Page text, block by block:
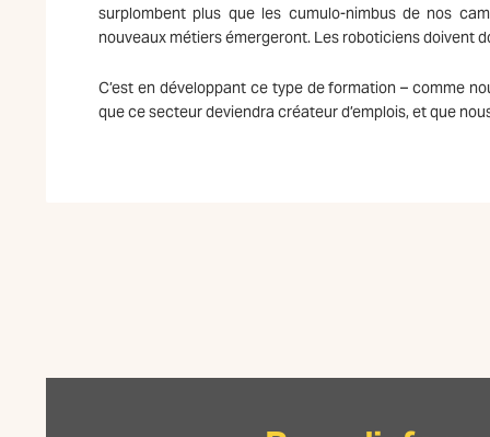
surplombent plus que les cumulo-nimbus de nos
nouveaux métiers émergeront. Les roboticiens doivent
C’est en développant ce type de formation – comme
que ce secteur deviendra créateur d’emplois, et que